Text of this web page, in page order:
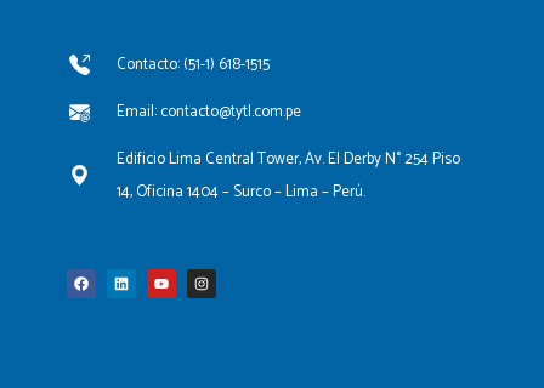
Contacto: (51-1) 618-1515
Email: contacto@tytl.com.pe
Edificio Lima Central Tower, Av. El Derby N° 254 Piso
14, Oficina 1404 – Surco – Lima – Perú.
c
e
b
k
e
u
t
u
s
t
a